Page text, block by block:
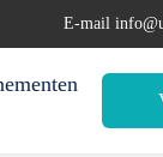
E-mail